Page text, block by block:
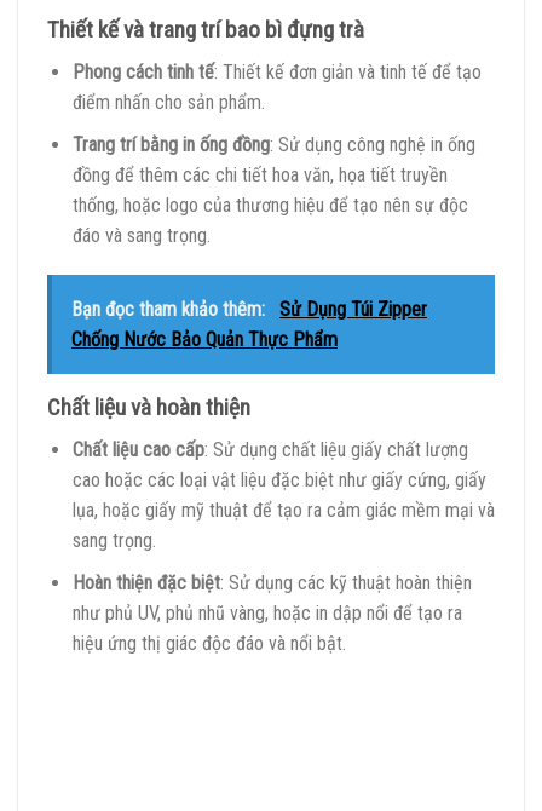
Thiết kế và trang trí bao bì đựng trà
Phong cách tinh tế: Thiết kế đơn giản và tinh tế để tạo
điểm nhấn cho sản phẩm.
Trang trí bằng in ống đồng: Sử dụng công nghệ in ống
đồng để thêm các chi tiết hoa văn, họa tiết truyền
thống, hoặc logo của thương hiệu để tạo nên sự độc
đáo và sang trọng.
Bạn đọc tham khảo thêm:
Sử Dụng Túi Zipper
Chống Nước Bảo Quản Thực Phẩm
Chất liệu và hoàn thiện
Chất liệu cao cấp: Sử dụng chất liệu giấy chất lượng
cao hoặc các loại vật liệu đặc biệt như giấy cứng, giấy
lụa, hoặc giấy mỹ thuật để tạo ra cảm giác mềm mại và
sang trọng.
Hoàn thiện đặc biệt: Sử dụng các kỹ thuật hoàn thiện
như phủ UV, phủ nhũ vàng, hoặc in dập nổi để tạo ra
hiệu ứng thị giác độc đáo và nổi bật.